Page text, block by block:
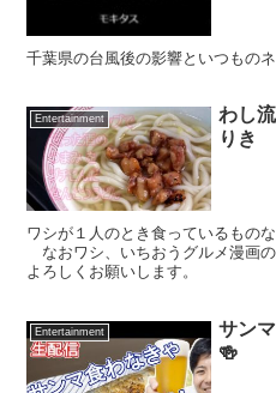
千葉県の台風後の影響といつもの
Entertainment
わし
りき
ワシが１人のとき食っているもの
なおワシ、いちおうグルメ漫画
よろしくお願いします。
Entertainment
サン
🍻